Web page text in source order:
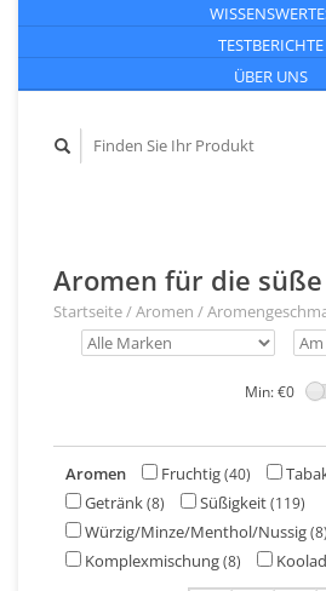
TESTBERICHTE
ÜBER UNS
Aromen für die
Startseite/Aromen /
Min: €0
Aromen Fruchtig(40)
Getränk(8) Süßigkeit(119)
Würzig/Minze/Menthol/Nussig(8)
Komplexmischung(8)